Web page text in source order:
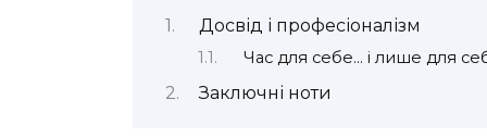
Досвід і професіоналізм
Час для себе… і лише для
Заключні ноти